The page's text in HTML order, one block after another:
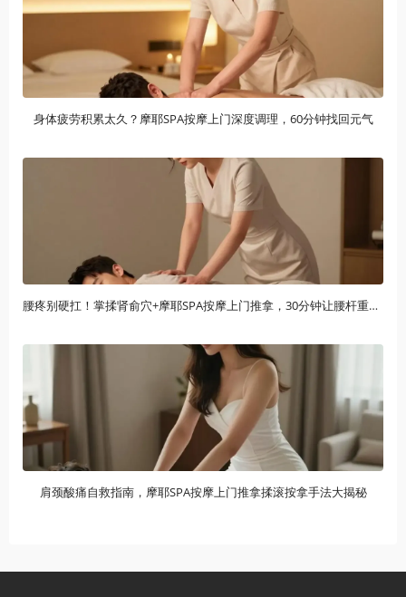
身体疲劳积累太久？摩耶SPA按摩上门深度调理，60分钟找回元气
腰疼别硬扛！掌揉肾俞穴+摩耶SPA按摩上门推拿，30分钟让腰杆重获新生
肩颈酸痛自救指南，摩耶SPA按摩上门推拿揉滚按拿手法大揭秘